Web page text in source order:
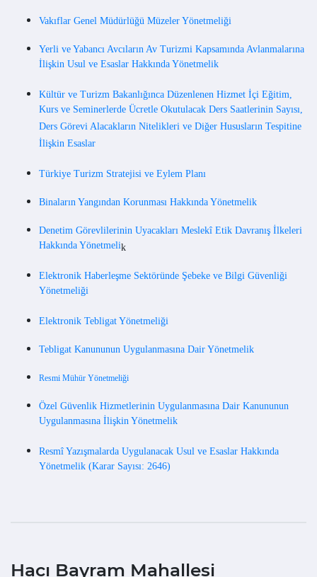
Vakıflar Genel Müdürlüğü Müzeler Yönetmeliği
Yerli ve Yabancı Avcıların Av Turizmi Kapsamında Avlanmalarına
İlişkin Usul ve Esaslar Hakkında Yönetmelik
Kültür ve Turizm Bakanlığınca Düzenlenen Hizmet İçi Eğitim,
Kurs ve Seminerlerde Ücretle Okutulacak Ders Saatlerinin Sayısı,
Ders Görevi Alacakların Nitelikleri ve Diğer Hususların Tespitine
İlişkin Esaslar
Türkiye Turizm Stratejisi ve Eylem Planı
Binaların Yangından Korunması Hakkında Yönetmelik
Denetim Görevlilerinin Uyacakları Meslekî Etik Davranış İlkeleri
Hakkında Yönetmelik
Elektronik Haberleşme Sektöründe Şebeke ve Bilgi Güvenliği
Yönetmeliği
Elektronik Tebligat Yönetmeliği
Tebligat Kanununun Uygulanmasına Dair Yönetmelik
Resmi Mühür Yönetmeliği
Özel Güvenlik Hizmetlerinin Uygulanmasına Dair Kanununun
Uygulanmasına İlişkin Yönetmelik
Resmî Yazışmalarda Uygulanacak Usul ve Esaslar Hakkında
Yönetmelik (Karar Sayısı: 2646)
Hacı Bayram Mahallesi